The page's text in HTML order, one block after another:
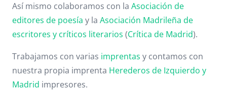
Así mismo colaboramos con la Asociación de
editores de poesía y la Asociación Madrileña de
escritores y críticos literarios (Crítica de Madrid).
Trabajamos con varias imprentas y contamos con
nuestra propia imprenta Herederos de Izquierdo y
Madrid impresores.